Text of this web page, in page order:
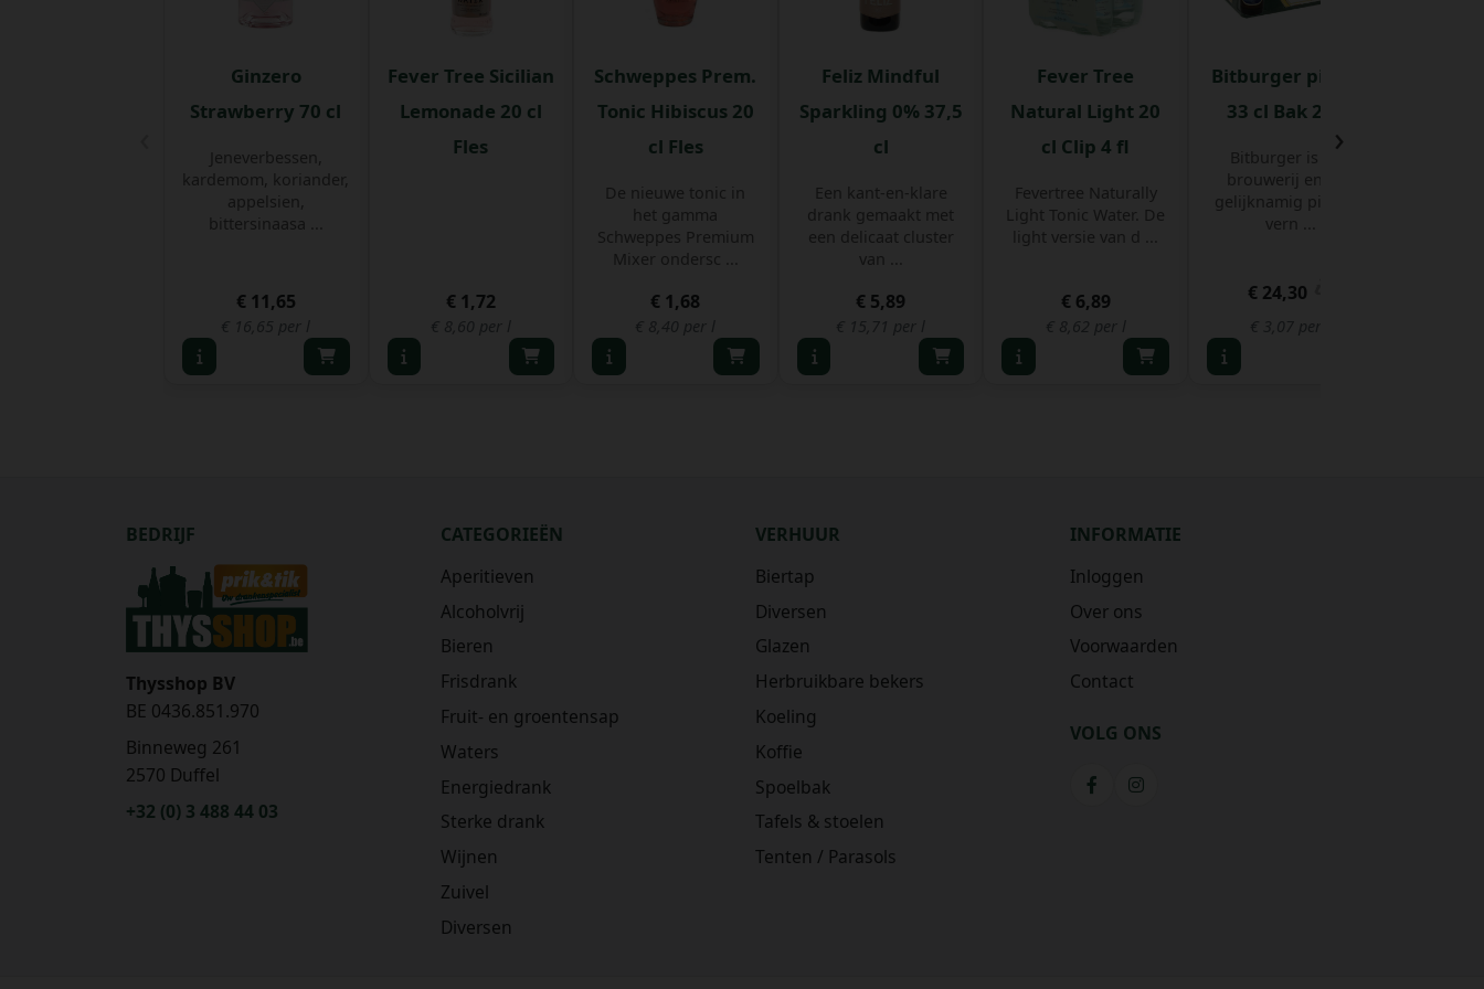
Ginzero
Strawberry 70 cl
Jeneverbessen,
kardemom, koriander,
appelsien,
bittersinaasa ...
€ 11,65
€ 16,65 per l
Fever Tree Sicilian
Lemonade 20 cl
Fles
€ 1,72
€ 8,60 per l
Schweppes Prem.
Tonic Hibiscus 20
cl Fles
De nieuwe tonic in
het gamma
Schweppes Premium
Mixer ondersc ...
€ 1,68
€ 8,40 per l
Feliz Mindful
Sparkling 0% 37,5
cl
Een kant-en-klare
drank gemaakt met
een delicaat cluster
van ...
€ 5,89
€ 15,71 per l
Fever Tree
Natural Light 20
cl Clip 4 fl
Fevertree Naturally
Light Tonic Water. De
light versie van d ...
€ 6,89
€ 8,62 per l
Bitburger pils 0%
33 cl Bak 24 st
Bitburger is een
brouwerij en een
gelijknamig pilsbier,
vern ...
€ 24,30
€ 3,07 per l
›
BEDRIJF
Thysshop BV
BE 0436.851.970
Binneweg 261
2570 Duffel
+32 (0) 3 488 44 03
CATEGORIEËN
Aperitieven
Alcoholvrij
Bieren
Frisdrank
Fruit- en groentensap
Waters
Energiedrank
Sterke drank
Wijnen
Zuivel
Diversen
VERHUUR
Biertap
Diversen
Glazen
Herbruikbare bekers
Koeling
Koffie
Spoelbak
Tafels & stoelen
Tenten / Parasols
INFORMATIE
Inloggen
Over ons
Voorwaarden
Contact
VOLG ONS